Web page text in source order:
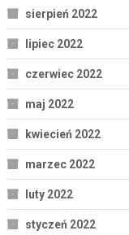
sierpień 2022
lipiec 2022
czerwiec 2022
maj 2022
kwiecień 2022
marzec 2022
luty 2022
styczeń 2022